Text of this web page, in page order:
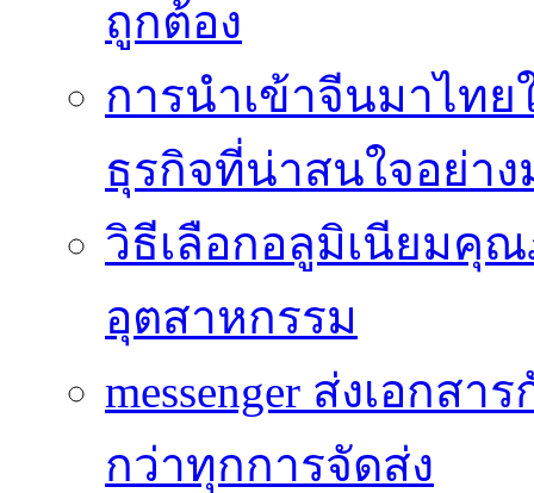
ถูกต้อง
การนำเข้าจีนมาไท
ธุรกิจที่น่าสนใจอย่าง
วิธีเลือกอลูมิเนียมคุ
อุตสาหกรรม
messenger ส่งเอกส
กว่าทุกการจัดส่ง